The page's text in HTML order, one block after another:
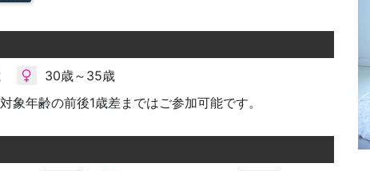
30歳～35歳
象年齢の前後1歳差まではご参加可能です。